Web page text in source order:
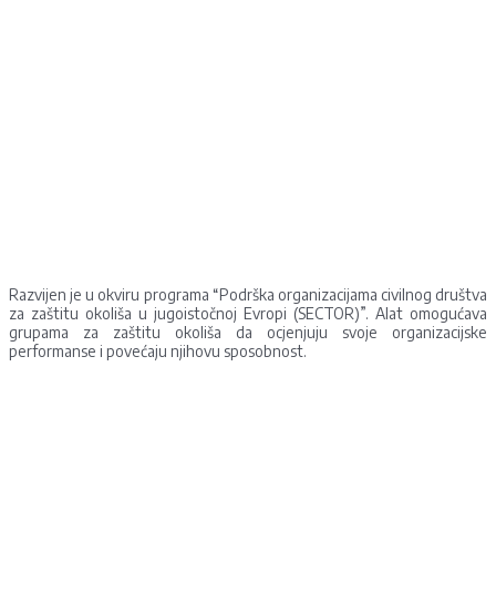
Razvijen je u okviru programa “Podrška organizacijama civilnog društva
za zaštitu okoliša u jugoistočnoj Evropi (SECTOR)”. Alat omogućava
grupama za zaštitu okoliša da ocjenjuju svoje organizacijske
performanse i povećaju njihovu sposobnost.